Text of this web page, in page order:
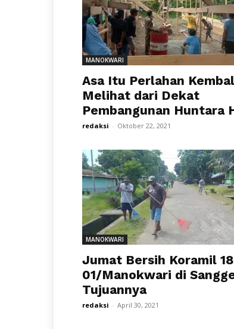
MANOKWARI
Asa Itu Perlahan
Melihat dari Dekat
Pembangunan Huntara
redaksi - Oktober 22, 2021
MANOKWARI
Jumat Bersih Koramil
01/Manokwari di
Tujuannya
redaksi - April 30, 2021